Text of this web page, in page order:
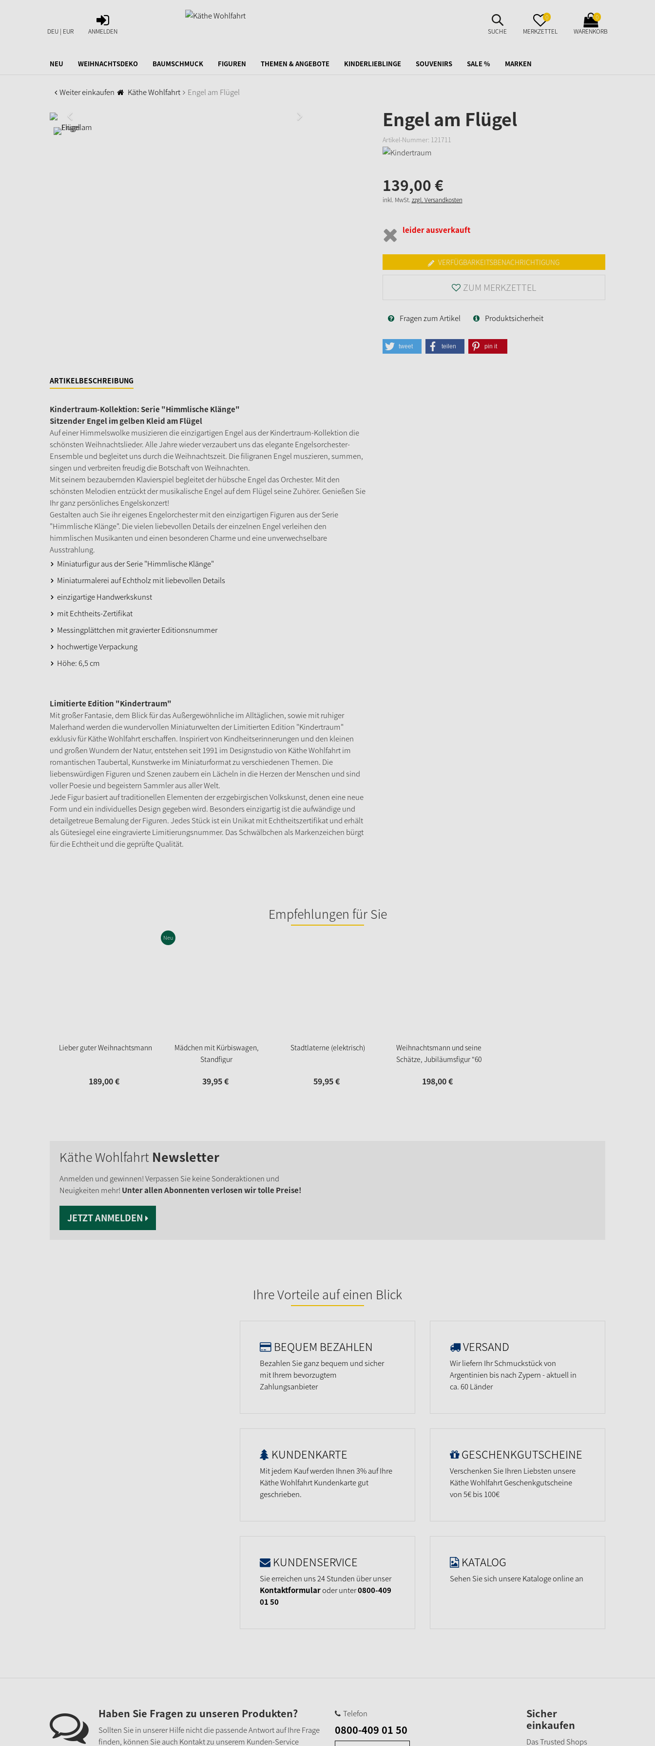
DEU | EUR
ANMELDEN
ANMELDEN
SUCHE
AUFKLAPPEN
SUCHE
MERKZETTEL
AUFKLAPPEN
0
MERKZETTEL
WARENKORB
AUFKLAPPEN
0
WARENKORB
NEU WEIHNACHTSDEKO BAUMSCHMUCK FIGUREN THEMEN & ANGEBOTE KINDERLIEBLINGE SOUVENIRS SALE % MARKEN
Weiter einkaufen Käthe Wohlfahrt Engel am Flügel
Engel am Flügel
Artikel-Nummer: 121711
139,00€
inkl. MwSt. zzgl. Versandkosten
leider ausverkauft
VERFÜGBARKEITSBENACHRICHTIGUNG
ZUM MERKZETTEL
Fragen zum Artikel Produktsicherheit
tweet teilen pin it
ARTIKELBESCHREIBUNG
Kindertraum-Kollektion: Serie "Himmlische Klänge"
Sitzender Engel im gelben Kleid am Flügel
Auf einer Himmelswolke musizieren die einzigartigen Engel aus der Kindertraum-Kollektion die
schönsten Weihnachtslieder. Alle Jahre wieder verzaubert uns das elegante Engelsorchester-
Ensemble und begleitet uns durch die Weihnachtszeit. Die filigranen Engel muszieren, summen,
singen und verbreiten freudig die Botschaft von Weihnachten.
Mit seinem bezaubernden Klavierspiel begleitet der hübsche Engel das Orchester. Mit den
schönsten Melodien entzückt der musikalische Engel auf dem Flügel seine Zuhörer. Genießen Sie
Ihr ganz persönliches Engelskonzert!
Gestalten auch Sie ihr eigenes Engelorchester mit den einzigartigen Figuren aus der Serie
"Himmlische Klänge". Die vielen liebevollen Details der einzelnen Engel verleihen den
himmlischen Musikanten und einen besonderen Charme und eine unverwechselbare
Ausstrahlung.
Miniaturfigur aus der Serie "Himmlische Klänge"
Miniaturmalerei auf Echtholz mit liebevollen Details
einzigartige Handwerkskunst
mit Echtheits-Zertifikat
Messingplättchen mit gravierter Editionsnummer
hochwertige Verpackung
Höhe: 6,5 cm
Limitierte Edition "Kindertraum"
Mit großer Fantasie, dem Blick für das Außergewöhnliche im Alltäglichen, sowie mit ruhiger
Malerhand werden die wundervollen Miniaturwelten der Limitierten Edition "Kindertraum"
exklusiv für Käthe Wohlfahrt erschaffen. Inspiriert von Kindheitserinnerungen und den kleinen
und großen Wundern der Natur, entstehen seit 1991 im Designstudio von Käthe Wohlfahrt im
romantischen Taubertal, Kunstwerke im Miniaturformat zu verschiedenen Themen. Die
liebenswürdigen Figuren und Szenen zaubern ein Lächeln in die Herzen der Menschen und sind
voller Poesie und begeistern Sammler aus aller Welt.
Jede Figur basiert auf traditionellen Elementen der erzgebirgischen Volkskunst, denen eine neue
Form und ein individuelles Design gegeben wird. Besonders einzigartig ist die aufwändige und
detailgetreue Bemalung der Figuren. Jedes Stück ist ein Unikat mit Echtheitszertifikat und erhält
als Gütesiegel eine eingravierte Limitierungsnummer. Das Schwälbchen als Markenzeichen bürgt
für die Echtheit und die geprüfte Qualität.
Empfehlungen für Sie
Lieber guter Weihnachtsmann
189,00€
Mädchen mit Kürbiswagen,
Standfigur
Neu
39,95€
Stadtlaterne (elektrisch)
59,95€
Weihnachtsmann und seine
Schätze, Jubiläumsfigur "60
198,00€
Käthe Wohlfahrt Newsletter
Anmelden und gewinnen! Verpassen Sie keine Sonderaktionen und
Neuigkeiten mehr! Unter allen Abonnenten verlosen wir tolle Preise!
JETZT ANMELDEN
Ihre Vorteile auf einen Blick
BEQUEM BEZAHLEN
Bezahlen Sie ganz bequem und sicher
mit Ihrem bevorzugtem
Zahlungsanbieter
KUNDENKARTE
Mit jedem Kauf werden Ihnen 3% auf Ihre
Käthe Wohlfahrt Kundenkarte gut
geschrieben.
KUNDENSERVICE
Sie erreichen uns 24 Stunden über unser
Kontaktformularoder unter0800-409
01 50
VERSAND
Wir liefern Ihr Schmuckstück von
Argentinien bis nach Zypern - aktuell in
ca. 60 Länder
GESCHENKGUTSCHEINE
Verschenken Sie Ihren Liebsten unsere
Käthe Wohlfahrt Geschenkgutscheine
von 5€ bis 100€
KATALOG
Sehen Sie sich unsere Kataloge online an
Haben Sie Fragen zu unseren Produkten?
Sollten Sie in unserer Hilfe nicht die passende Antwort auf Ihre Frage
finden, können Sie auch Kontakt zu unserem Kunden-Service
Telefon
0800-409 01 50
Sicher
einkaufen
Das Trusted Shops